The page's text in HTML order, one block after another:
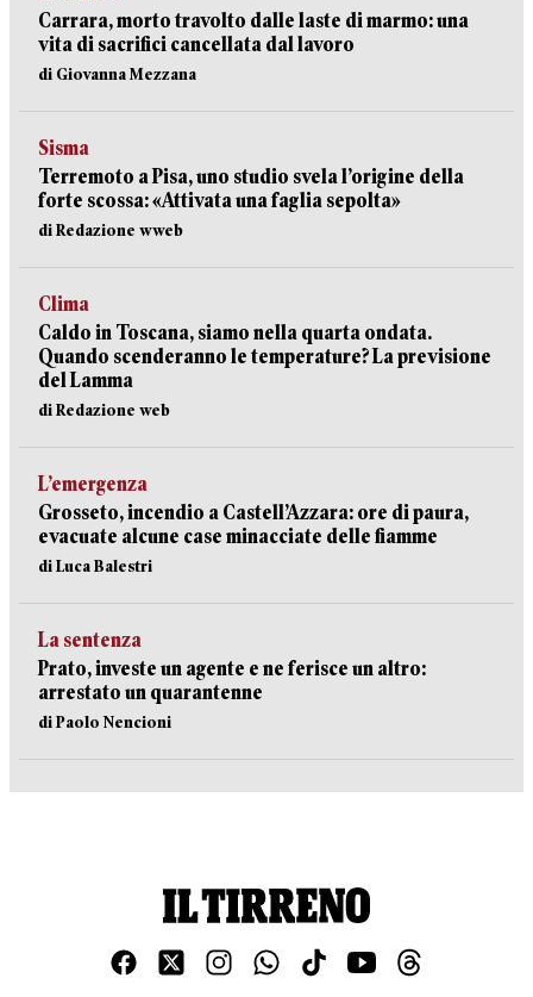
Carrara, morto travolto dalle laste di marmo: una
vita di sacrifici cancellata dal lavoro
di Giovanna Mezzana
Sisma
Terremoto a Pisa, uno studio svela l’origine della
forte scossa: «Attivata una faglia sepolta»
di Redazione wweb
Clima
Caldo in Toscana, siamo nella quarta ondata.
Quando scenderanno le temperature? La previsione
del Lamma
di Redazione web
L’emergenza
Grosseto, incendio a Castell’Azzara: ore di paura,
evacuate alcune case minacciate delle fiamme
di Luca Balestri
La sentenza
Prato, investe un agente e ne ferisce un altro:
arrestato un quarantenne
di Paolo Nencioni